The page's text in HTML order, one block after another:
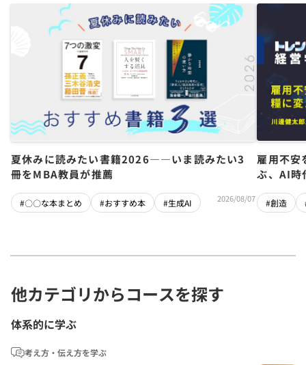
夏休みに読みたい書籍2026――いま読みたい3
冊をMBA教員が推薦
#〇〇な本まとめ #おすすめ本 #生成AI 2026/08/07
雇用不
ぶ、AI時
#創造
他カテゴリからコースを探す
体系的に学ぶ
考え方・伝え方を学ぶ